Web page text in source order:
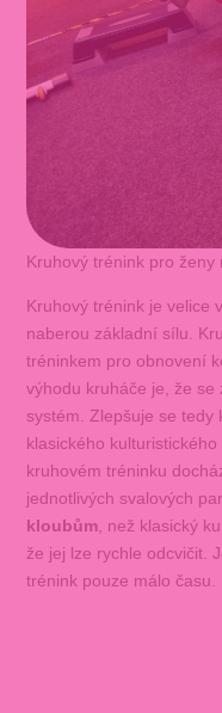
Kruhový trénink pro
Kruhový trénink je velice
naberou základní sílu.
tréninkem pro obnovení
výhodu kruháče je, že
systém. Zlepšuje se tedy
klasického
kruhovém tréninku
jednotlivých svalových
kloubům, než klasický
že jej lze rychle odcvičit.
trénink pouze málo času.